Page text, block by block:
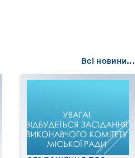
Всі новини...